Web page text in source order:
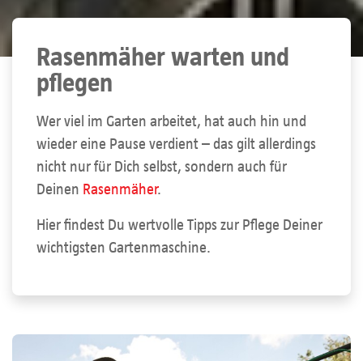
Rasenmäher warten und
pflegen
Wer viel im Garten arbeitet, hat auch hin und
wieder eine Pause verdient – das gilt allerdings
nicht nur für Dich selbst, sondern auch für
Deinen Rasenmäher.
Hier findest Du wertvolle Tipps zur Pflege Deiner
wichtigsten Gartenmaschine.